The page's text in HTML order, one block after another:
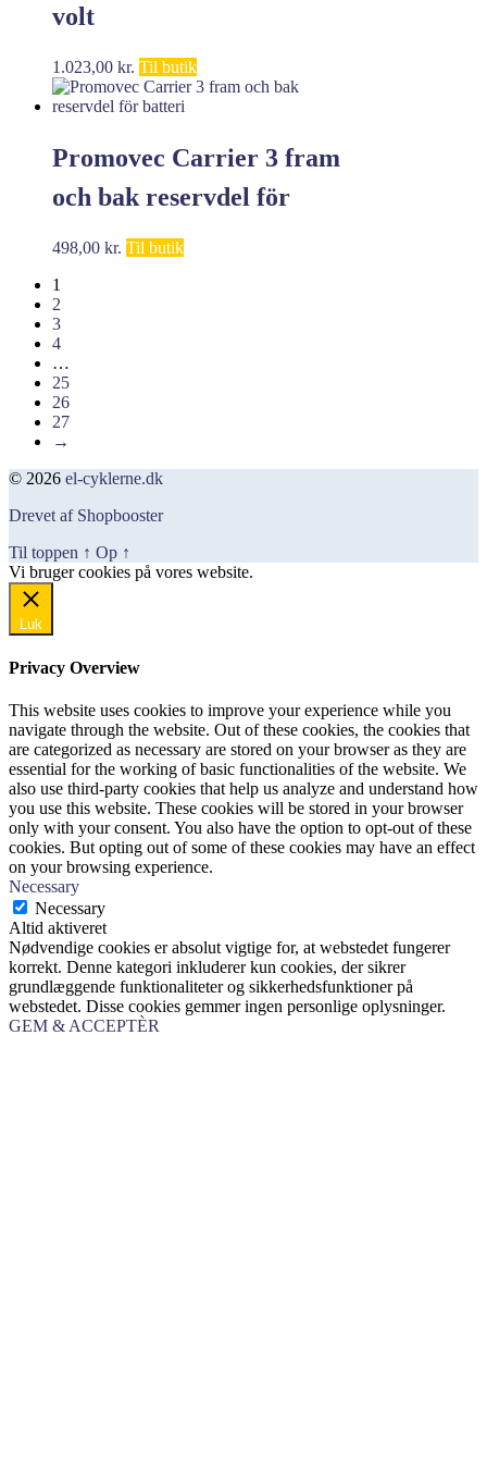
volt
1.023,00 kr. Til butik
Promovec Carrier 3 fram
och bak reservdel för
batteri
498,00 kr. Til butik
1
2
3
4
…
25
26
27
→
© 2026 el-cyklerne.dk
Drevet af Shopbooster
Til toppen ↑ Op ↑
Vi bruger cookies på vores website.
Luk
Privacy Overview
This website uses cookies to improve your experience while you
navigate through the website. Out of these cookies, the cookies that
are categorized as necessary are stored on your browser as they are
essential for the working of basic functionalities of the website. We
also use third-party cookies that help us analyze and understand how
you use this website. These cookies will be stored in your browser
only with your consent. You also have the option to opt-out of these
cookies. But opting out of some of these cookies may have an effect
on your browsing experience.
Necessary
Necessary
Altid aktiveret
Nødvendige cookies er absolut vigtige for, at webstedet fungerer
korrekt. Denne kategori inkluderer kun cookies, der sikrer
grundlæggende funktionaliteter og sikkerhedsfunktioner på
webstedet. Disse cookies gemmer ingen personlige oplysninger.
GEM & ACCEPTÈR